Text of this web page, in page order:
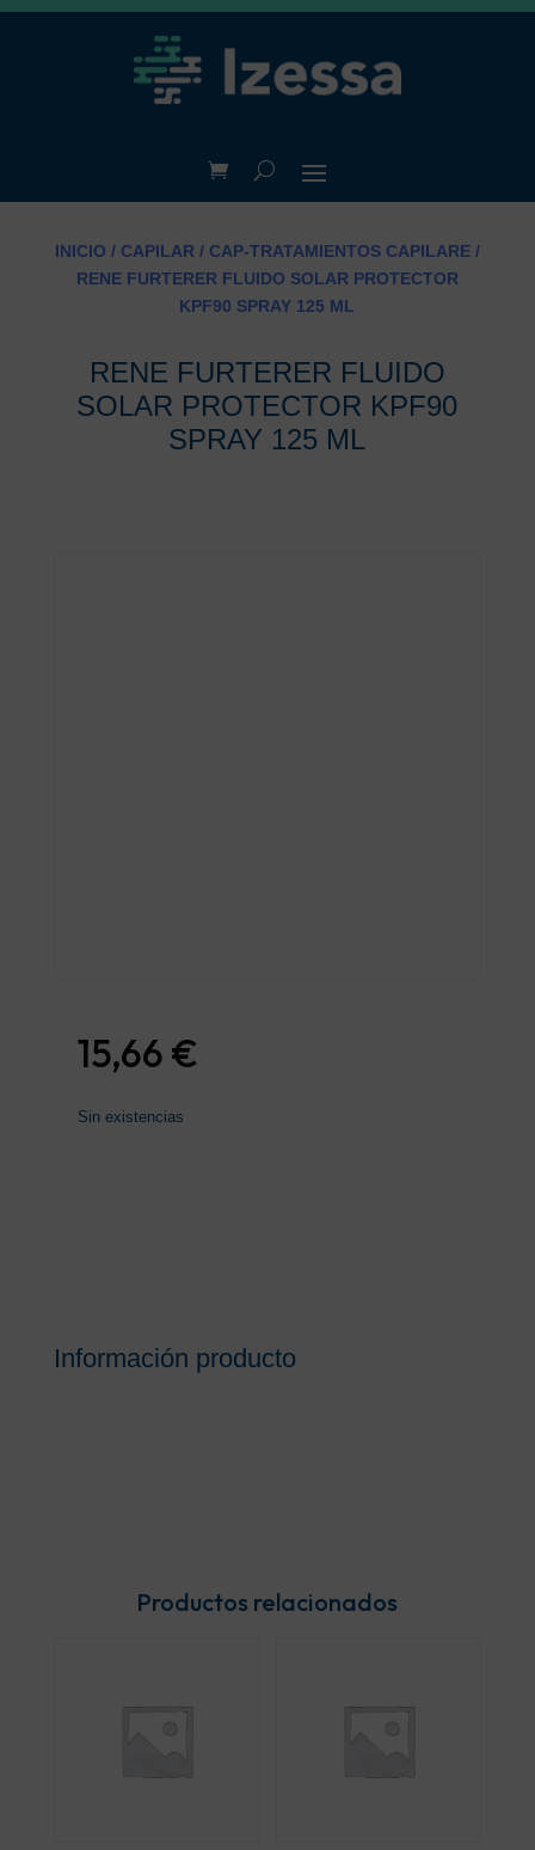
INICIO / CAPILAR / CAP-TRATAMIENTOS CAPILARE/
RENE FURTERER FLUIDO SOLAR PROTECTOR
KPF90 SPRAY 125 ML
RENE FURTERER FLUIDO
SOLAR PROTECTOR KPF90
SPRAY 125 ML
15,66 €
Sin existencias
Información producto
Productos relacionados